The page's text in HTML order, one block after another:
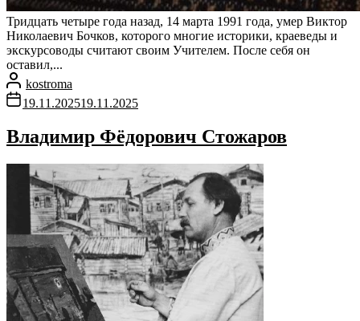
Тридцать четыре года назад, 14 марта 1991 года, умер Виктор
Николаевич Бочков, которого многие историки, краеведы и
экскурсоводы считают своим Учителем. После себя он
оставил,...
kostroma
19.11.202519.11.2025
Владимир Фёдорович Стожаров